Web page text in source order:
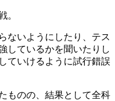
。
ないようにしたり、テス
しているかを聞いたりし
ていけるように試行錯誤
ものの、結果として全科